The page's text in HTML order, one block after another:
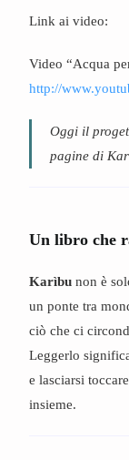
Link ai video:
Video “Acqua
http://
Oggi il
pagine di
Un libro che
Karìbu non è
un ponte tra
ciò che ci
Leggerlo
e lasciarsi
insieme.